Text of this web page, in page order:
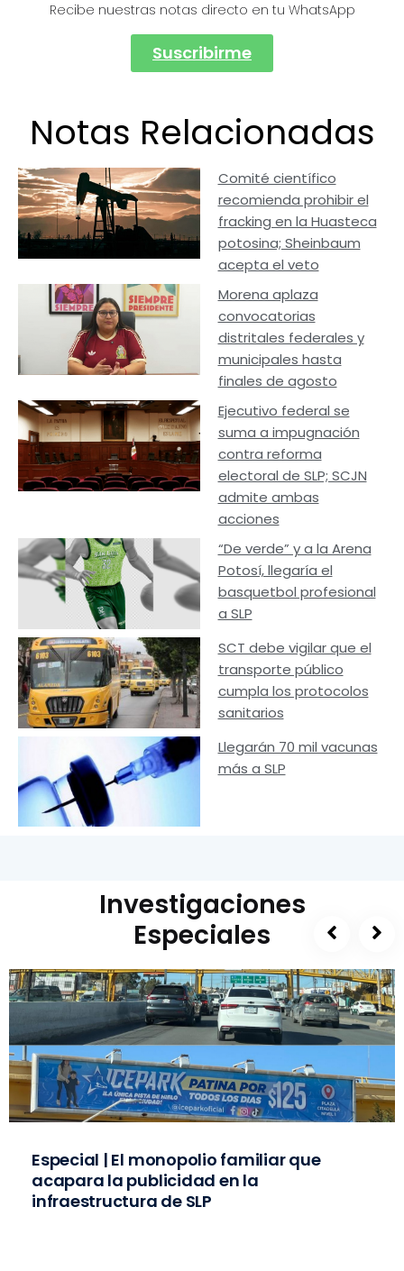
Recibe nuestras notas directo en tu WhatsApp
Suscribirme
Notas Relacionadas
Comité científico
recomienda prohibir el
fracking en la Huasteca
potosina; Sheinbaum
acepta el veto
Morena aplaza
convocatorias
distritales federales y
municipales hasta
finales de agosto
Ejecutivo federal se
suma a impugnación
contra reforma
electoral de SLP; SCJN
admite ambas
acciones
“De verde” y a la Arena
Potosí, llegaría el
basquetbol profesional
a SLP
SCT debe vigilar que el
transporte público
cumpla los protocolos
sanitarios
Llegarán 70 mil vacunas
más a SLP
Investigaciones
Especiales
Especial | El monopolio familiar que
acapara la publicidad en la
infraestructura de SLP